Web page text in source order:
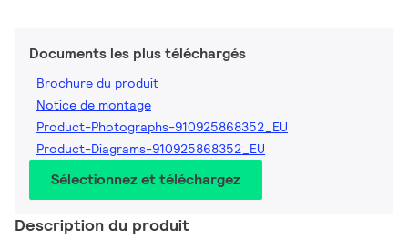
Documents les plus téléchargés
Brochure du produit
Notice de montage
Product-Photographs-910925868352_EU
Product-Diagrams-910925868352_EU
Sélectionnez et téléchargez
Description du produit